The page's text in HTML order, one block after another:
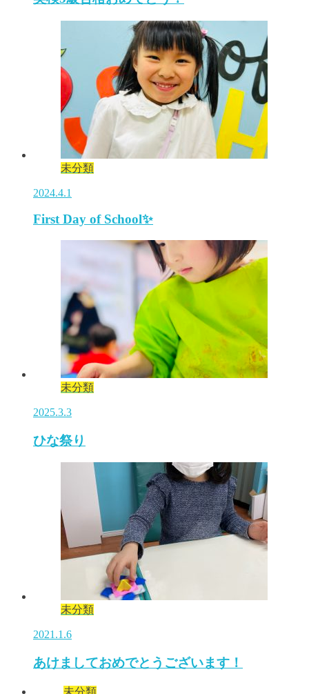
未分類
2024.4.1
First Day of School✨
未分類
2025.3.3
ひな祭り
未分類
2021.1.6
あけましておめでとうございます！
未分類